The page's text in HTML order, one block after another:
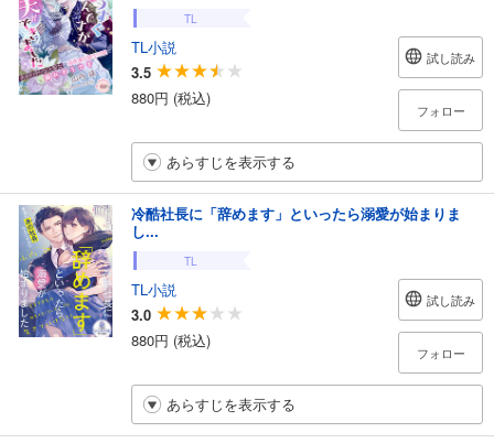
TL
TL小説
3.5
880円 (税込)
試し読み
フォロー
あらすじを表示する
冷酷社長に「辞めます」といったら溺愛が始まりま
し...
TL
TL小説
3.0
880円 (税込)
試し読み
フォロー
あらすじを表示する